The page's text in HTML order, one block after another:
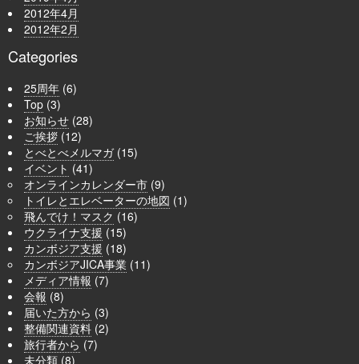
2012年4月
2012年2月
Categories
25周年 (6)
Top (3)
お知らせ (28)
ご挨拶 (12)
とべとべメルマガ(15)
イベント (41)
オンラインカレンダー市 (9)
トイレとエレベーターの地図 (1)
飛んでけ！マスク (16)
ウクライナ支援 (15)
カンボジア支援 (18)
カンボジアJICA事業 (11)
メディア情報 (7)
会報 (8)
届いた方から (3)
整備関連資料 (2)
旅行者から (7)
未分類 (8)